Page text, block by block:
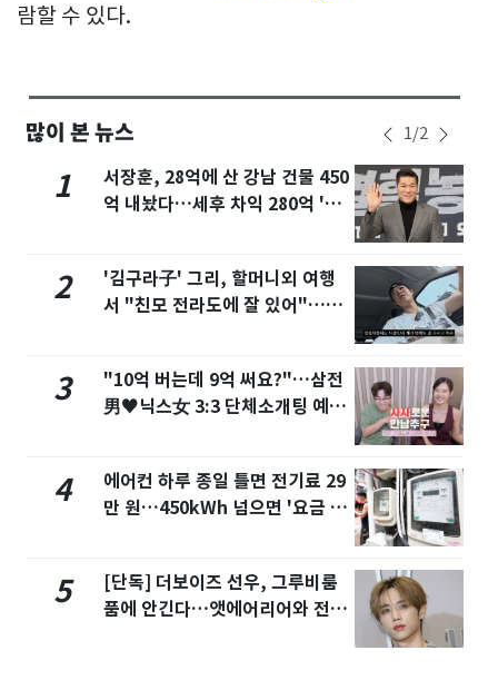
람할 수 있다.
많이 본 뉴스 1/2
1
서장훈, 28억에 산 강남 건물 450
억 내놨다…세후 차익 280억 '잭
2
'김구라子' 그리, 할머니외 여행
서 "친모 전라도에 잘 있어"…유
3
"10억 버는데 9억 써요?"…삼전
男♥닉스女 3:3 단체소개팅 예능
4
에어컨 하루 종일 틀면 전기료 29
만 원…450kWh 넘으면 '요금 폭
5
[단독] 더보이즈 선우, 그루비룸
품에 안긴다…앳에어리어와 전속